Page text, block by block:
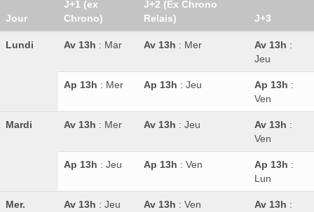
Jour
J+1 (ex
Chrono)
J+2 (Ex Chrono
Relais)
J+3
Lundi Av 13h : Mar Av 13h : Mer Av 13h :
Jeu
Ap 13h : Mer Ap 13h : Jeu Ap 13h :
Ven
Mardi Av 13h : Mer Av 13h : Jeu Av 13h :
Ven
Ap 13h : Jeu Ap 13h : Ven Ap 13h :
Lun
Mer. Av 13h : Jeu Av 13h : Ven Av 13h :